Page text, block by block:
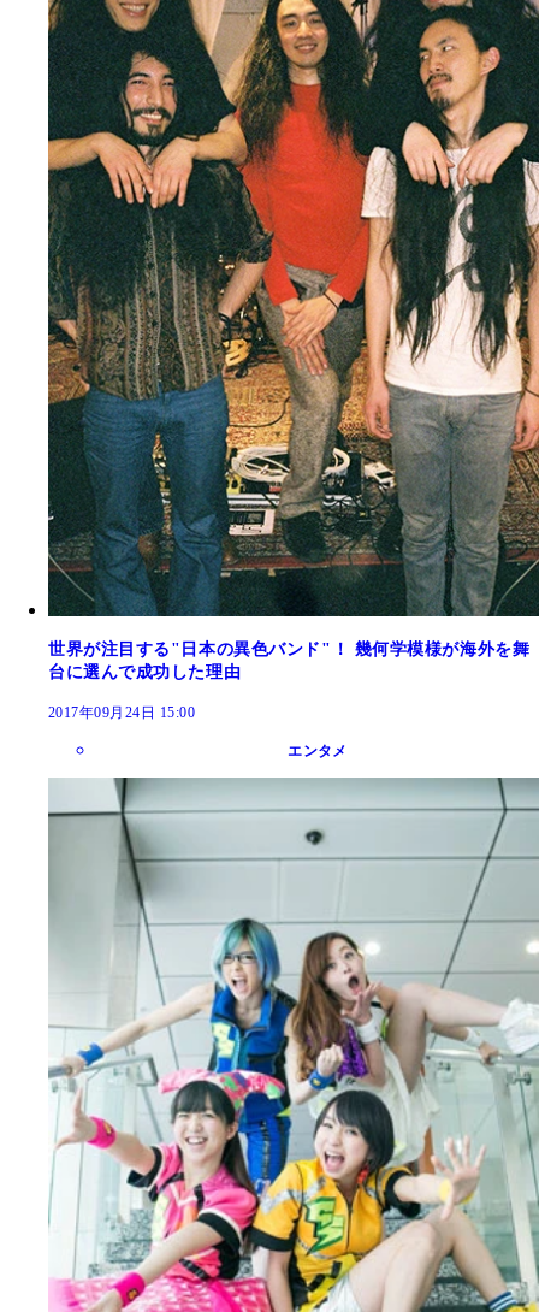
世界が注目する"日本の異色バンド"！ 幾何学模様が海外を舞
台に選んで成功した理由
2017年09月24日 15:00
エンタメ